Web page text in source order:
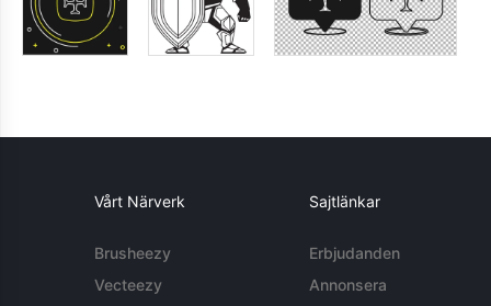
Vårt Närverk
Brusheezy
Vecteezy
Sajtlänkar
Erbjudanden
Annonsera